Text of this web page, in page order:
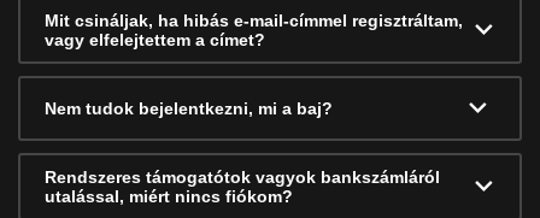
Mit csináljak, ha hibás e-mail-címmel regisztráltam,
vagy elfelejtettem a címet?
Nem tudok bejelentkezni, mi a baj?
Rendszeres támogatótok vagyok bankszámláról
utalással, miért nincs fiókom?